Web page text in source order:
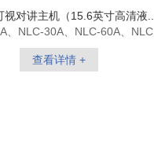
视对讲主机（15.6英寸高清液...
、NLC-30A、NLC-60A、NLC-
90A、NLC-120A
查看详情 +